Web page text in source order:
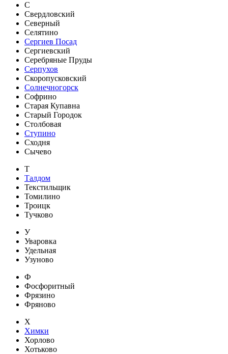
С
Свердловский
Северный
Селятино
Сергиев Посад
Сергиевский
Серебряные Пруды
Серпухов
Скоропусковский
Солнечногорск
Софрино
Старая Купавна
Старый Городок
Столбовая
Ступино
Сходня
Сычево
Т
Талдом
Текстильщик
Томилино
Троицк
Тучково
У
Уваровка
Удельная
Узуново
Ф
Фосфоритный
Фрязино
Фряново
Х
Химки
Хорлово
Хотьково